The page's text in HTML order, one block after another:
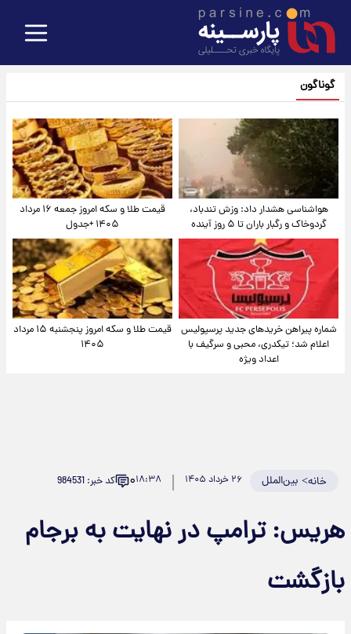
گوناگون
هواشناسی هشدار داد: وزش تندباد،
گردوخاک و رگبار باران تا ۵ روز آینده
قیمت طلا و سکه امروز جمعه ۱۶ مرداد
۱۴۰۵ +جدول
شماره پیراهن خریدهای جدید پرسپولیس
اعلام شد؛ تیکدری، محبی و سرگیف با
اعداد ویژه
قیمت طلا و سکه امروز پنجشنبه ۱۵ مرداد
۱۴۰۵
خانه> بین‌الملل ۲۶ خرداد ۱۴۰۵ ۱۸:۳۸۰ کد خبر: 984531
هریس: ترامپ در نهایت به برجام
بازگشت